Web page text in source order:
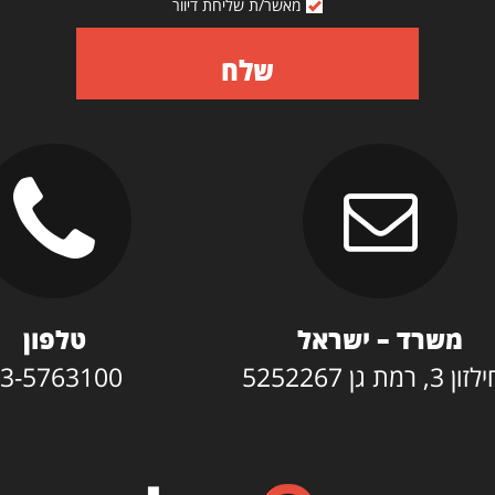
מאשר/ת שליחת דיוור
שלח
משרד – ישראל
גן 5252267
טלפון
5763100